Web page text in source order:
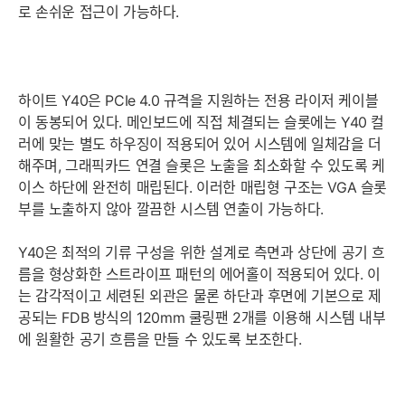
로 손쉬운 접근이 가능하다.
하이트 Y40은 PCIe 4.0 규격을 지원하는 전용 라이저 케이블
이 동봉되어 있다. 메인보드에 직접 체결되는 슬롯에는 Y40 컬
러에 맞는 별도 하우징이 적용되어 있어 시스템에 일체감을 더
해주며, 그래픽카드 연결 슬롯은 노출을 최소화할 수 있도록 케
이스 하단에 완전히 매립된다. 이러한 매립형 구조는 VGA 슬롯
부를 노출하지 않아 깔끔한 시스템 연출이 가능하다.
Y40은 최적의 기류 구성을 위한 설계로 측면과 상단에 공기 흐
름을 형상화한 스트라이프 패턴의 에어홀이 적용되어 있다. 이
는 감각적이고 세련된 외관은 물론 하단과 후면에 기본으로 제
공되는 FDB 방식의 120mm 쿨링팬 2개를 이용해 시스템 내부
에 원활한 공기 흐름을 만들 수 있도록 보조한다.